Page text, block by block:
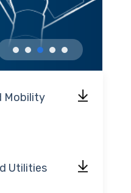
Mobility
Utilities